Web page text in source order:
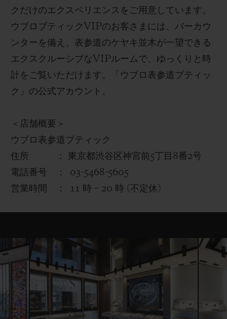
クだけのエクスペリエンスをご用意しています。
ウブロブティック VIPのお客さまには、バーカウ
ンターを備え 、 表参道のケヤキ並木が一望できる
エクスクルーシブなVIPルームで、ゆっくりと時
計をご覧いただけます。
「ウブロ表参道ブティッ
ク」の公式アカウント。
＜店舗概要＞
ウブロ表参道ブティック
住所 ： 東京都渋谷区神宮前 5丁目 8番2号
電話番号 ：
03-5468-5605
営業時間 ：
11 時 – 20 時 ( 不定休 )